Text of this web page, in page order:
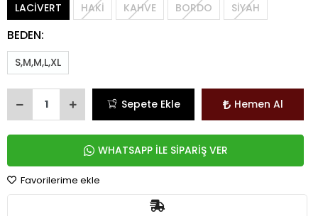
LACİVERT HAKİ KAHVE BORDO SİYAH
BEDEN:
S,M,M,L,XL
Sepete Ekle Hemen Al
WHATSAPP İLE SİPARİŞ VER
Favorilerime ekle